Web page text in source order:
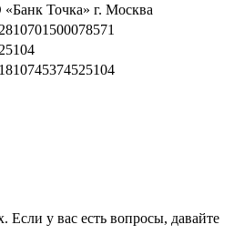
Точка» г. Москва
Если у вас есть вопросы, давайте